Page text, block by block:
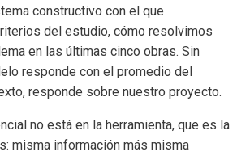
constructivo con el que
del estudio, cómo resolvimos
en las últimas cinco obras. Sin
responde con el promedio del
responde sobre nuestro proyecto.
no está en la herramienta, que es la
misma información más misma